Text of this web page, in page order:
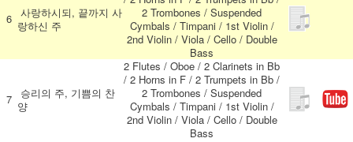
6
사랑하시되, 끝까지 사
랑하신 주
2 Trombones / Suspended
Cymbals / Timpani / 1st Violin /
2nd Violin / Viola / Cello / Double
Bass
7
승리의 주, 기쁨의 찬
양
2 Flutes / Oboe / 2 Clarinets in Bb
/ 2 Horns in F / 2 Trumpets in Bb /
2 Trombones / Suspended
Cymbals / Timpani / 1st Violin /
2nd Violin / Viola / Cello / Double
Bass